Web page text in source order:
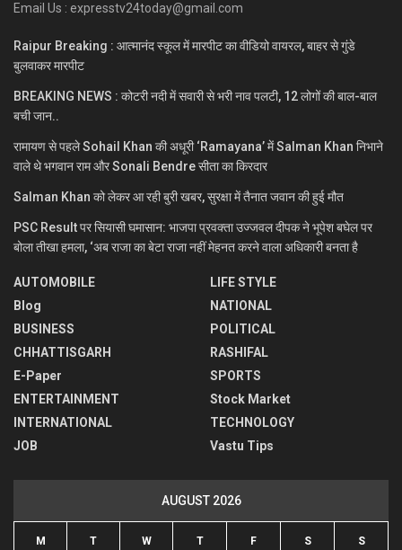
Email Us : expresstv24today@gmail.com
Raipur Breaking : आत्मानंद स्कूल में मारपीट का वीडियो वायरल, बाहर से गुंडे
बुलवाकर मारपीट
BREAKING NEWS : कोटरी नदी में सवारी से भरी नाव पलटी, 12 लोगों की बाल-बाल
बची जान..
रामायण से पहले Sohail Khan की अधूरी ‘Ramayana’ में Salman Khan निभाने
वाले थे भगवान राम और Sonali Bendre सीता का किरदार
Salman Khan को लेकर आ रही बुरी खबर, सुरक्षा में तैनात जवान की हुई मौत
PSC Result पर सियासी घमासान: भाजपा प्रवक्ता उज्जवल दीपक ने भूपेश बघेल पर
बोला तीखा हमला, ‘अब राजा का बेटा राजा नहीं मेहनत करने वाला अधिकारी बनता है
AUTOMOBILE
Blog
BUSINESS
CHHATTISGARH
E-Paper
ENTERTAINMENT
INTERNATIONAL
JOB
LIFE STYLE
NATIONAL
POLITICAL
RASHIFAL
SPORTS
Stock Market
TECHNOLOGY
Vastu Tips
AUGUST 2026
M T W T F S S